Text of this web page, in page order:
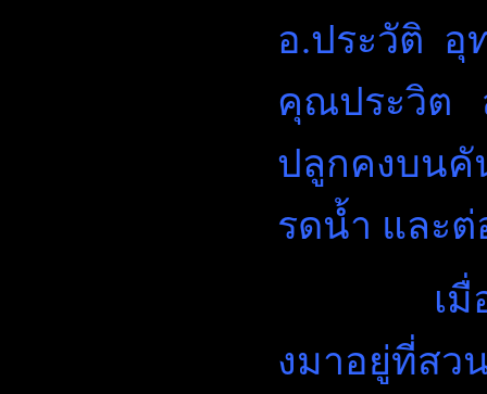
อ.ประวัติ อุ
คุณประวิต
ปลูกคงบนคั
รดน้ำ และต่
เมื่อย้า
งมาอยู่ที่สว